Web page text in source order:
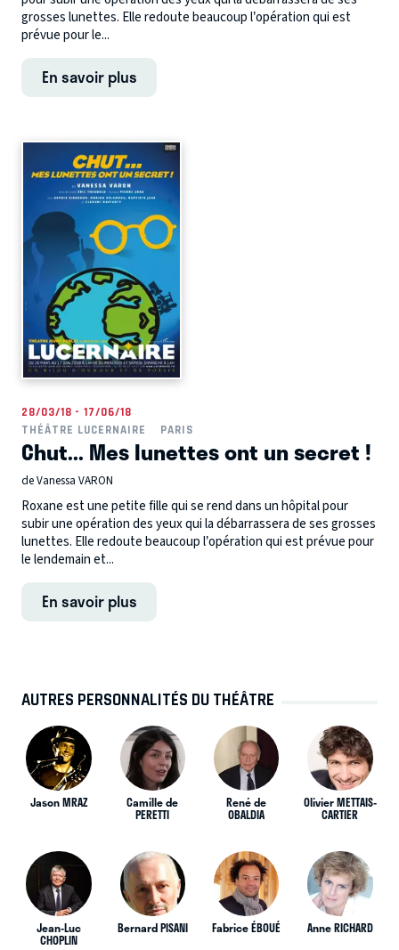
grosses lunettes. Elle redoute beaucoup l’opération qui est
prévue pour le...
En savoir plus
28/03/18 - 17/06/18
THÉÂTRE LUCERNAIRE
PARIS
Chut... Mes lunettes ont un secret !
de Vanessa VARON
Roxane est une petite fille qui se rend dans un hôpital pour
subir une opération des yeux qui la débarrassera de ses grosses
lunettes. Elle redoute beaucoup l’opération qui est prévue pour
le lendemain et...
En savoir plus
AUTRES PERSONNALITÉS DU THÉÂTRE
Jason MRAZ Camille de
PERETTI
René de
OBALDIA
Olivier METTAIS-
CARTIER
Jean-Luc
CHOPLIN
Bernard PISANI Fabrice ÉBOUÉ Anne RICHARD